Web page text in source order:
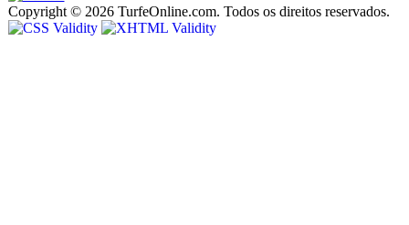
Copyright © 2026 TurfeOnline.com. Todos os direitos reservados.